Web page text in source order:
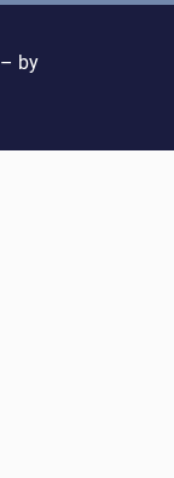
– by